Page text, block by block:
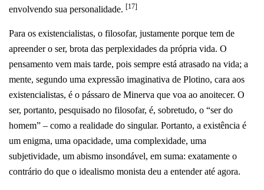
envolvendo sua personalidade. [17]
Para os existencialistas, o filosofar, justamente porque tem de
apreender o ser, brota das perplexidades da própria vida. O
pensamento vem mais tarde, pois sempre está atrasado na vida; a
mente, segundo uma expressão imaginativa de Plotino, cara aos
existencialistas, é o pássaro de Minerva que voa ao anoitecer. O
ser, portanto, pesquisado no filosofar, é, sobretudo, o “ser do
homem” – como a realidade do singular. Portanto, a existência é
um enigma, uma opacidade, uma complexidade, uma
subjetividade, um abismo insondável, em suma: exatamente o
contrário do que o idealismo monista deu a entender até agora.